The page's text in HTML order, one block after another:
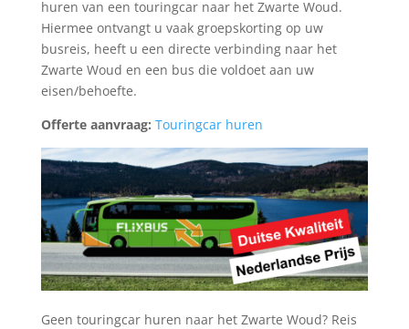
huren van een touringcar naar het Zwarte Woud.
Hiermee ontvangt u vaak groepskorting op uw
busreis, heeft u een directe verbinding naar het
Zwarte Woud en een bus die voldoet aan uw
eisen/behoefte.
Offerte aanvraag: Touringcar huren
Geen touringcar huren naar het Zwarte Woud? Reis